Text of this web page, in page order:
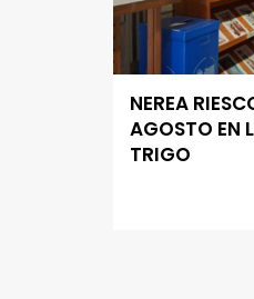
NEREA
AGOSTO EN
TRIGO